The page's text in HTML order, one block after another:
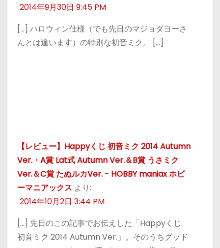
2014年9月30日 9:45 PM
[…] ハロウィン仕様（でも先日のマジョダヨーさ
んとは違います）の特別な初音ミク。 […]
【レビュー】Happyくじ 初音ミク 2014 Autumn
Ver.・A賞 Lat式 Autumn Ver.＆B賞 うさミク
Ver.＆C賞 たぬルカVer. - HOBBY maniax ホビ
ーマニアックス より:
2014年10月2日 3:44 PM
[…] 先日のこの記事でお伝えした「Happyくじ
初音ミク 2014 Autumn Ver.」。そのうちグッド